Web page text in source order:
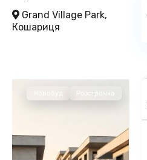
Grand Village Park,
Кошариця
Новобуд Розстрочка